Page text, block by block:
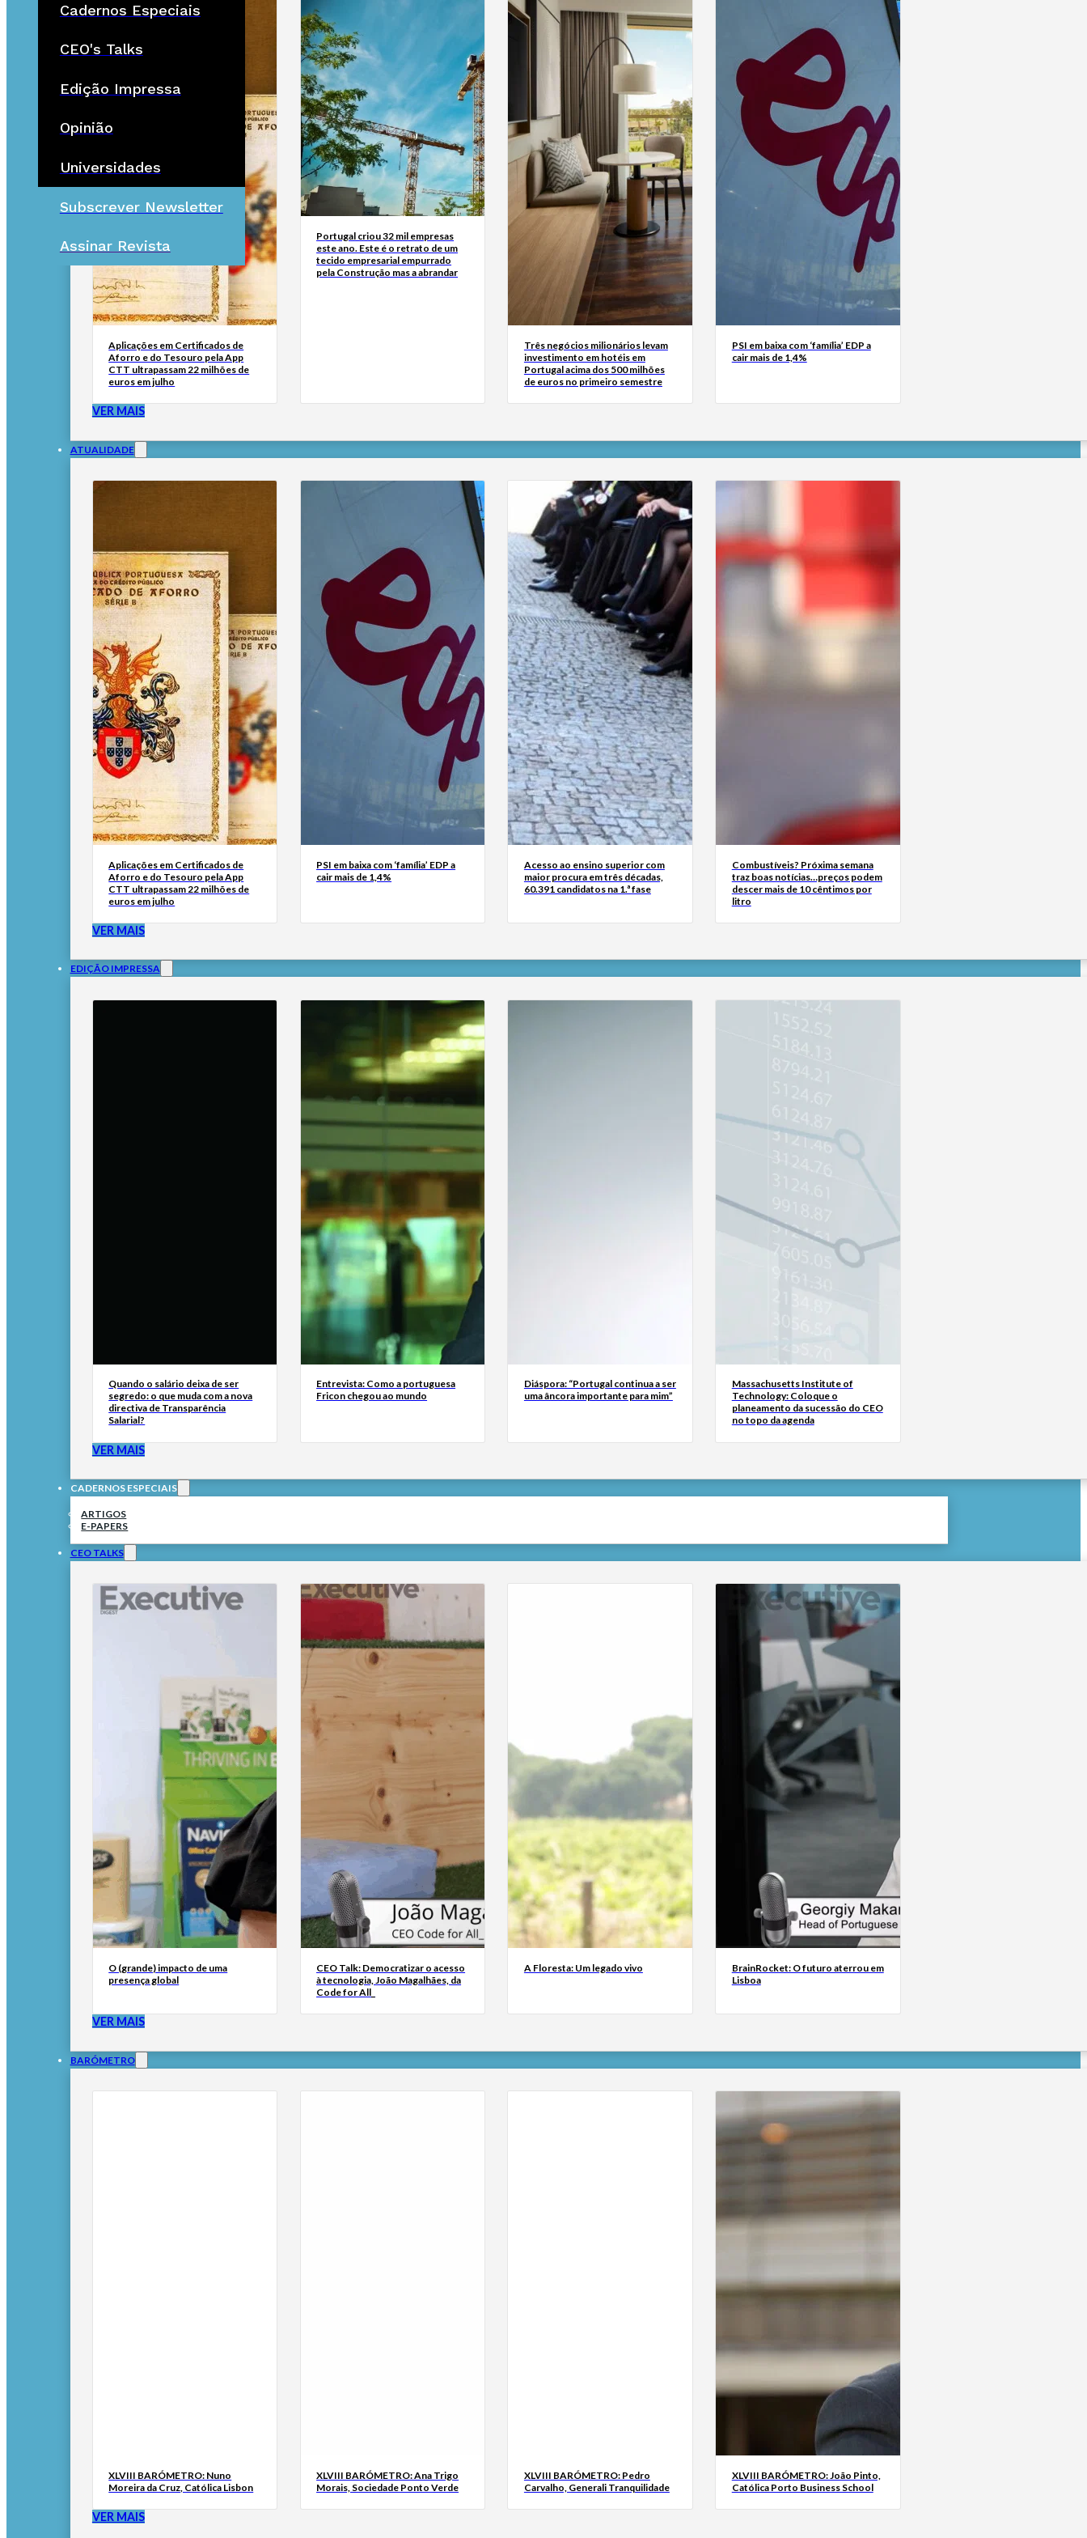
Cadernos Especiais
CEO's Talks
Edição Impressa
Opinião
Universidades
Subscrever Newsletter
Assinar Revista
Aplicações em Certificados de
Aforro e do Tesouro pela App
CTT ultrapassam 22 milhões de
euros em julho
Portugal criou 32 mil empresas
este ano. Este é o retrato de um
tecido empresarial empurrado
pela Construção mas a abrandar
Três negócios milionários levam
investimento em hotéis em
Portugal acima dos 500 milhões
de euros no primeiro semestre
PSI em baixa com ‘família’ EDP a
cair mais de 1,4%
VER MAIS
ATUALIDADE
Aplicações em Certificados de
Aforro e do Tesouro pela App
CTT ultrapassam 22 milhões de
euros em julho
PSI em baixa com ‘família’ EDP a
cair mais de 1,4%
Acesso ao ensino superior com
maior procura em três décadas,
60.391 candidatos na 1.ª fase
Combustíveis? Próxima semana
traz boas notícias…preços podem
descer mais de 10 cêntimos por
litro
VER MAIS
EDIÇÃO IMPRESSA
Quando o salário deixa de ser
segredo: o que muda com a nova
directiva de Transparência
Salarial?
Entrevista: Como a portuguesa
Fricon chegou ao mundo
Diáspora: “Portugal continua a ser
uma âncora importante para mim”
Massachusetts Institute of
Technology: Coloque o
planeamento da sucessão do CEO
no topo da agenda
VER MAIS
CADERNOS ESPECIAIS
ARTIGOS
E-PAPERS
CEO TALKS
O (grande) impacto de uma
presença global
CEO Talk: Democratizar o acesso
à tecnologia, João Magalhães, da
Code for All_
A Floresta: Um legado vivo
BrainRocket: O futuro aterrou em
Lisboa
VER MAIS
BARÓMETRO
XLVIII BARÓMETRO: Nuno
Moreira da Cruz, Católica Lisbon
XLVIII BARÓMETRO: Ana Trigo
Morais, Sociedade Ponto Verde
XLVIII BARÓMETRO: Pedro
Carvalho, Generali Tranquilidade
XLVIII BARÓMETRO: João Pinto,
Católica Porto Business School
VER MAIS